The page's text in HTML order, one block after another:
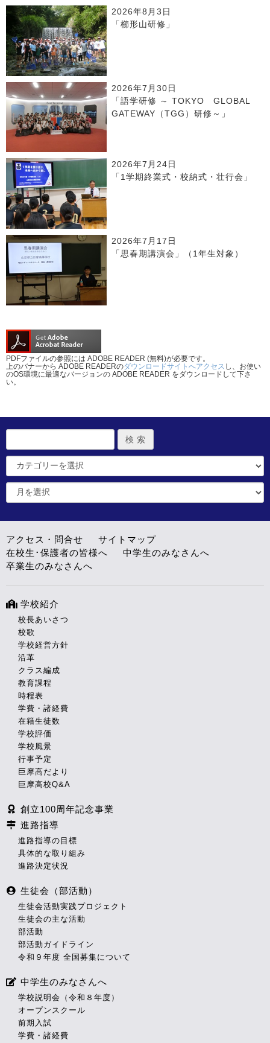
2026年8月3日
「櫛形山研修」
2026年7月30日
「語学研修 ～ TOKYO GLOBAL
GATEWAY（TGG）研修～」
2026年7月24日
「1学期終業式・校納式・壮行会」
2026年7月17日
「思春期講演会」（1年生対象）
PDFファイルの参照には ADOBE READER (無料)が必要です。
上のバナーから ADOBE READERのダウンロードサイトへアクセス し、お使い
のOS環境に最適なバージョンの ADOBE READER をダウンロードして下さ
い。
アクセス・問合せ
サイトマップ
在校生･保護者の皆様へ
中学生のみなさんへ
卒業生のみなさんへ
学校紹介
校長あいさつ
校歌
学校経営方針
沿革
クラス編成
教育課程
時程表
学費・諸経費
在籍生徒数
学校評価
学校風景
行事予定
巨摩高だより
巨摩高校Q&A
創立100周年記念事業
進路指導
進路指導の目標
具体的な取り組み
進路決定状況
生徒会（部活動）
生徒会活動実践プロジェクト
生徒会の主な活動
部活動
部活動ガイドライン
令和９年度 全国募集について
中学生のみなさんへ
学校説明会（令和８年度）
オープンスクール
前期入試
学費・諸経費